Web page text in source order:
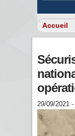
29/09/2021 -